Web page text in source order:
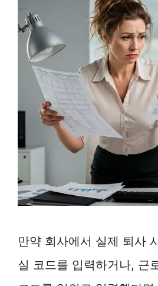
만약 회사에서 실제 퇴사
실 코드를 입력하거나, 근